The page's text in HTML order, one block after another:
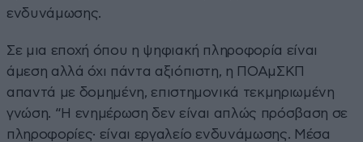
ενδυνάμωσης.
Σε μια εποχή όπου η ψηφιακή πληροφορία είναι
άμεση αλλά όχι πάντα αξιόπιστη, η ΠΟΑμΣΚΠ
απαντά με δομημένη, επιστημονικά τεκμηριωμένη
γνώση. “Η ενημέρωση δεν είναι απλώς πρόσβαση σε
πληροφορίες· είναι εργαλείο ενδυνάμωσης. Μέσα